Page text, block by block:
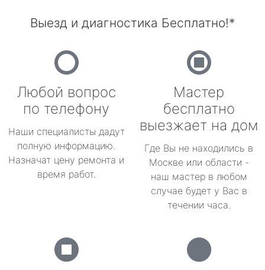
Выезд и диагностика Бесплатно!*
Любой вопрос
по телефону
Наши специалисты дадут
полную информацию.
Назначат цену ремонта и
время работ.
Мастер
бесплатно
выезжает на дом
Где Вы не находились в
Москве или области -
наш мастер в любом
случае будет у Вас в
течении часа.